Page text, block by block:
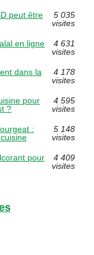
peut être
5 035
visites
en ligne
4 631
visites
dans la
4 178
visites
pour
?
4 595
visites
:
5 148
visites
pour
4 409
visites